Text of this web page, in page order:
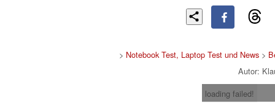
> Notebook Test, Laptop Test und News >
Autor:
loading failed!